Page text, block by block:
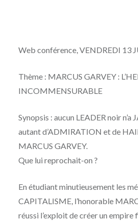
Web conférence, VENDREDI 13
Thème : MARCUS GARVEY :
INCOMMENSURABLE
Synopsis : aucun LEADER noir n’a
autant d’ADMIRATION et de
MARCUS GARVEY.
Que lui reprochait-on ?
En étudiant minutieusement les
CAPITALISME, l’honorable
réussi l’exploit de créer un empire